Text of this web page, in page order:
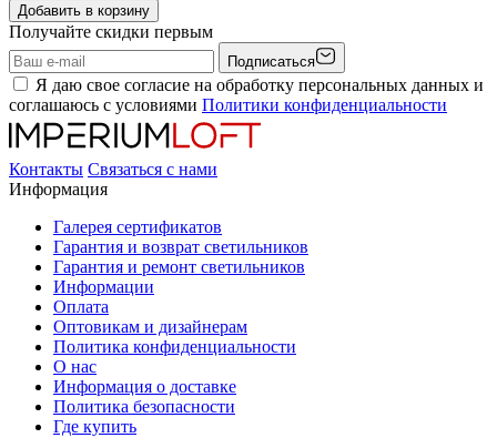
Добавить в корзину
Получайте скидки первым
Подписаться
Я даю свое согласие на обработку персональных данных и
соглашаюсь с условиями Политики конфиденциальности
Контакты Связаться с нами
Информация
Галерея сертификатов
Гарантия и возврат светильников
Гарантия и ремонт светильников
Информации
Оплата
Оптовикам и дизайнерам
Политика конфиденциальности
О нас
Информация о доставке
Политика безопасности
Где купить